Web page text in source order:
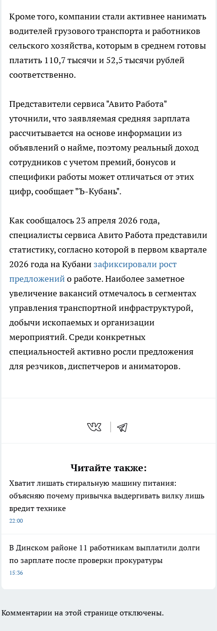
Кроме того, компании стали активнее нанимать
водителей грузового транспорта и работников
сельского хозяйства, которым в среднем готовы
платить 110,7 тысячи и 52,5 тысячи рублей
соответственно.
Представители сервиса "Авито Работа"
уточнили, что заявляемая средняя зарплата
рассчитывается на основе информации из
объявлений о найме, поэтому реальный доход
сотрудников с учетом премий, бонусов и
специфики работы может отличаться от этих
цифр, сообщает "Ъ-Кубань".
Как сообщалось 23 апреля 2026 года,
специалисты сервиса Авито Работа представили
статистику, согласно которой в первом квартале
2026 года на Кубани зафиксировали рост
предложенийо работе. Наиболее заметное
увеличение вакансий отмечалось в сегментах
управления транспортной инфраструктурой,
добычи ископаемых и организации
мероприятий. Среди конкретных
специальностей активно росли предложения
для резчиков, диспетчеров и аниматоров.
Читайте также:
Хватит лишать стиральную машину питания:
объясняю почему привычка выдергивать вилку лишь
вредит технике
22:00
В Динском районе 11 работникам выплатили долги
по зарплате после проверки прокуратуры
15:36
Комментарии на этой странице отключены.